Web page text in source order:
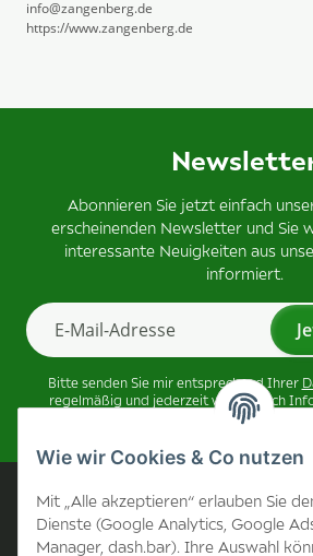
Wie wir Cookies & Co nutzen
Mit „Alle akzeptieren“ erlauben Sie
Dienste (Google Analytics, Google
Manager, dash.bar). Ihre Auswahl
info@zangenberg.de
https://www.zangenberg.de
Abonnieren Sie jetzt einfach
erscheinenden Newsletter und Sie
interessante Neuigkeiten aus
informiert.
Bitte senden Sie mir entsprechend Ihrer
regelmäßig und jederzeit widerruflich
Produktsortiment per E-
Unternehmen